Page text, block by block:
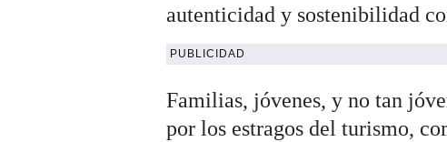
autenticidad y sostenibilidad
PUBLICIDAD
Familias, jóvenes, y no tan
por los estragos del turismo,